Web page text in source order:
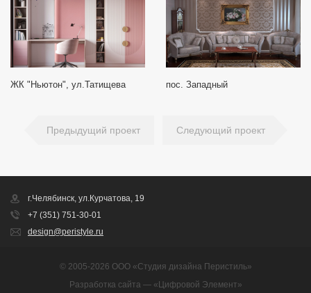
ЖК "Ньютон", ул.Татищева пос. Западный
Предыдущий проект Следующий проект
г.Челябинск, ул.Курчатова, 19
+7 (351) 751-30-01
design@peristyle.ru
© 2005-2026 ООО «Студия дизайна Перистиль»
Разработка сайта — «Цифровой Элемент»